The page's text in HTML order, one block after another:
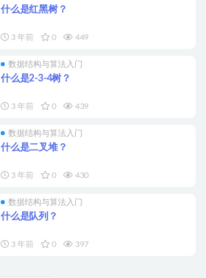
什么是红黑树？
3 年前 0 449
数据结构与算法入门
什么是2-3-4树？
3 年前 0 439
数据结构与算法入门
什么是二叉堆？
3 年前 0 430
数据结构与算法入门
什么是队列？
3 年前 0 397